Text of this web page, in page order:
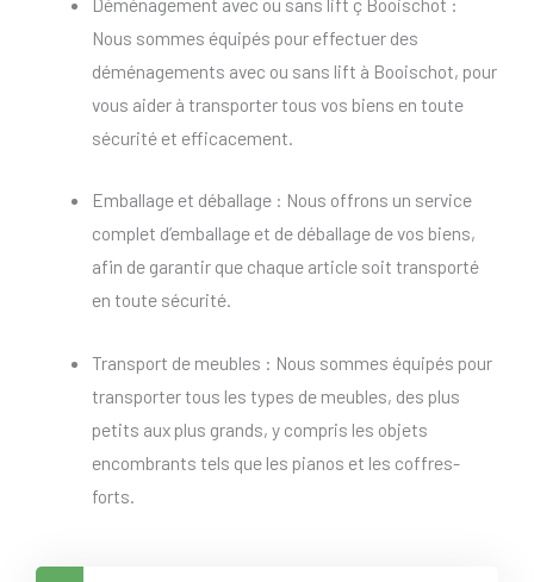
Nous sommes équipés pour effectuer des
déménagements avec ou sans lift à Booischot, pour
vous aider à transporter tous vos biens en toute
sécurité et efficacement.
Emballage et déballage : Nous offrons un service
complet d’emballage et de déballage de vos biens,
afin de garantir que chaque article soit transporté
en toute sécurité.
Transport de meubles : Nous sommes équipés pour
transporter tous les types de meubles, des plus
petits aux plus grands, y compris les objets
encombrants tels que les pianos et les coffres-
forts.